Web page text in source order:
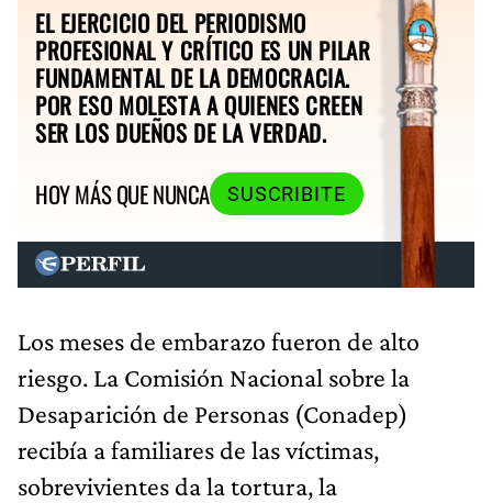
EL EJERCICIO DEL PERIODISMO
PROFESIONAL Y CRÍTICO ES UN PILAR
FUNDAMENTAL DE LA DEMOCRACIA.
POR ESO MOLESTA A QUIENES CREEN
SER LOS DUEÑOS DE LA VERDAD.
HOY MÁS QUE NUNCA
SUSCRIBITE
Los meses de embarazo fueron de alto
riesgo. La Comisión Nacional sobre la
Desaparición de Personas (Conadep)
recibía a familiares de las víctimas,
sobrevivientes da la tortura, la